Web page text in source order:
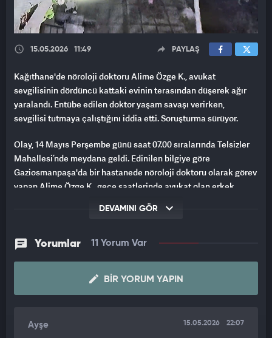
15.05.2026 11:49 PAYLAŞ
Kağıthane'de nöroloji doktoru Alime Özge K., avukat
sevgilisinin dördüncü kattaki evinin terasından düşerek ağır
yaralandı. Entübe edilen doktor yaşam savaşı verirken,
sevgilisi tutmaya çalıştığını iddia etti. Soruşturma sürüyor.
Olay, 14 Mayıs Perşembe günü saat 07.00 sıralarında Telsizler
Mahallesi’nde meydana geldi. Edinilen bilgiye göre
Gaziosmanpaşa'da bir hastanede nöroloji doktoru olarak görev
yapan Alime Özge K., gece saatlerinde avukat olan erkek
arasında tartışma çıktı. Tartışma sırasında ise Alime Özge
uyuyan çift, sabah işe gitmek için alarm sesiyle uyandı.
HAYATİ TEHLİKESİ SÜRÜYOR
Önce bina yanında bulunan ağaçlara çarpan kadın doktor
DEVAMINI GÖR
Yorumlar 11 Yorum Var
BIR YORUM YAPIN
Ayşe 15.05.2026 22:07